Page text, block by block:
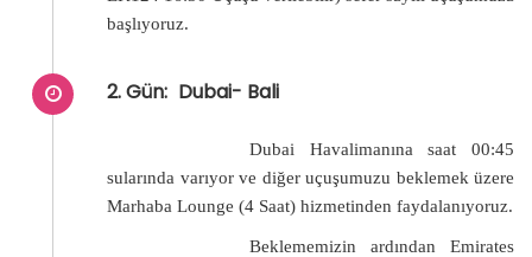
başlıyoruz.
2. Gün: Dubai- Bali
Dubai Havalimanına saat 00:45
sularında varıyor ve diğer uçuşumuzu beklemek üzere
Marhaba Lounge (4 Saat) hizmetinden faydalanıyoruz.
Beklememizin ardından Emirates